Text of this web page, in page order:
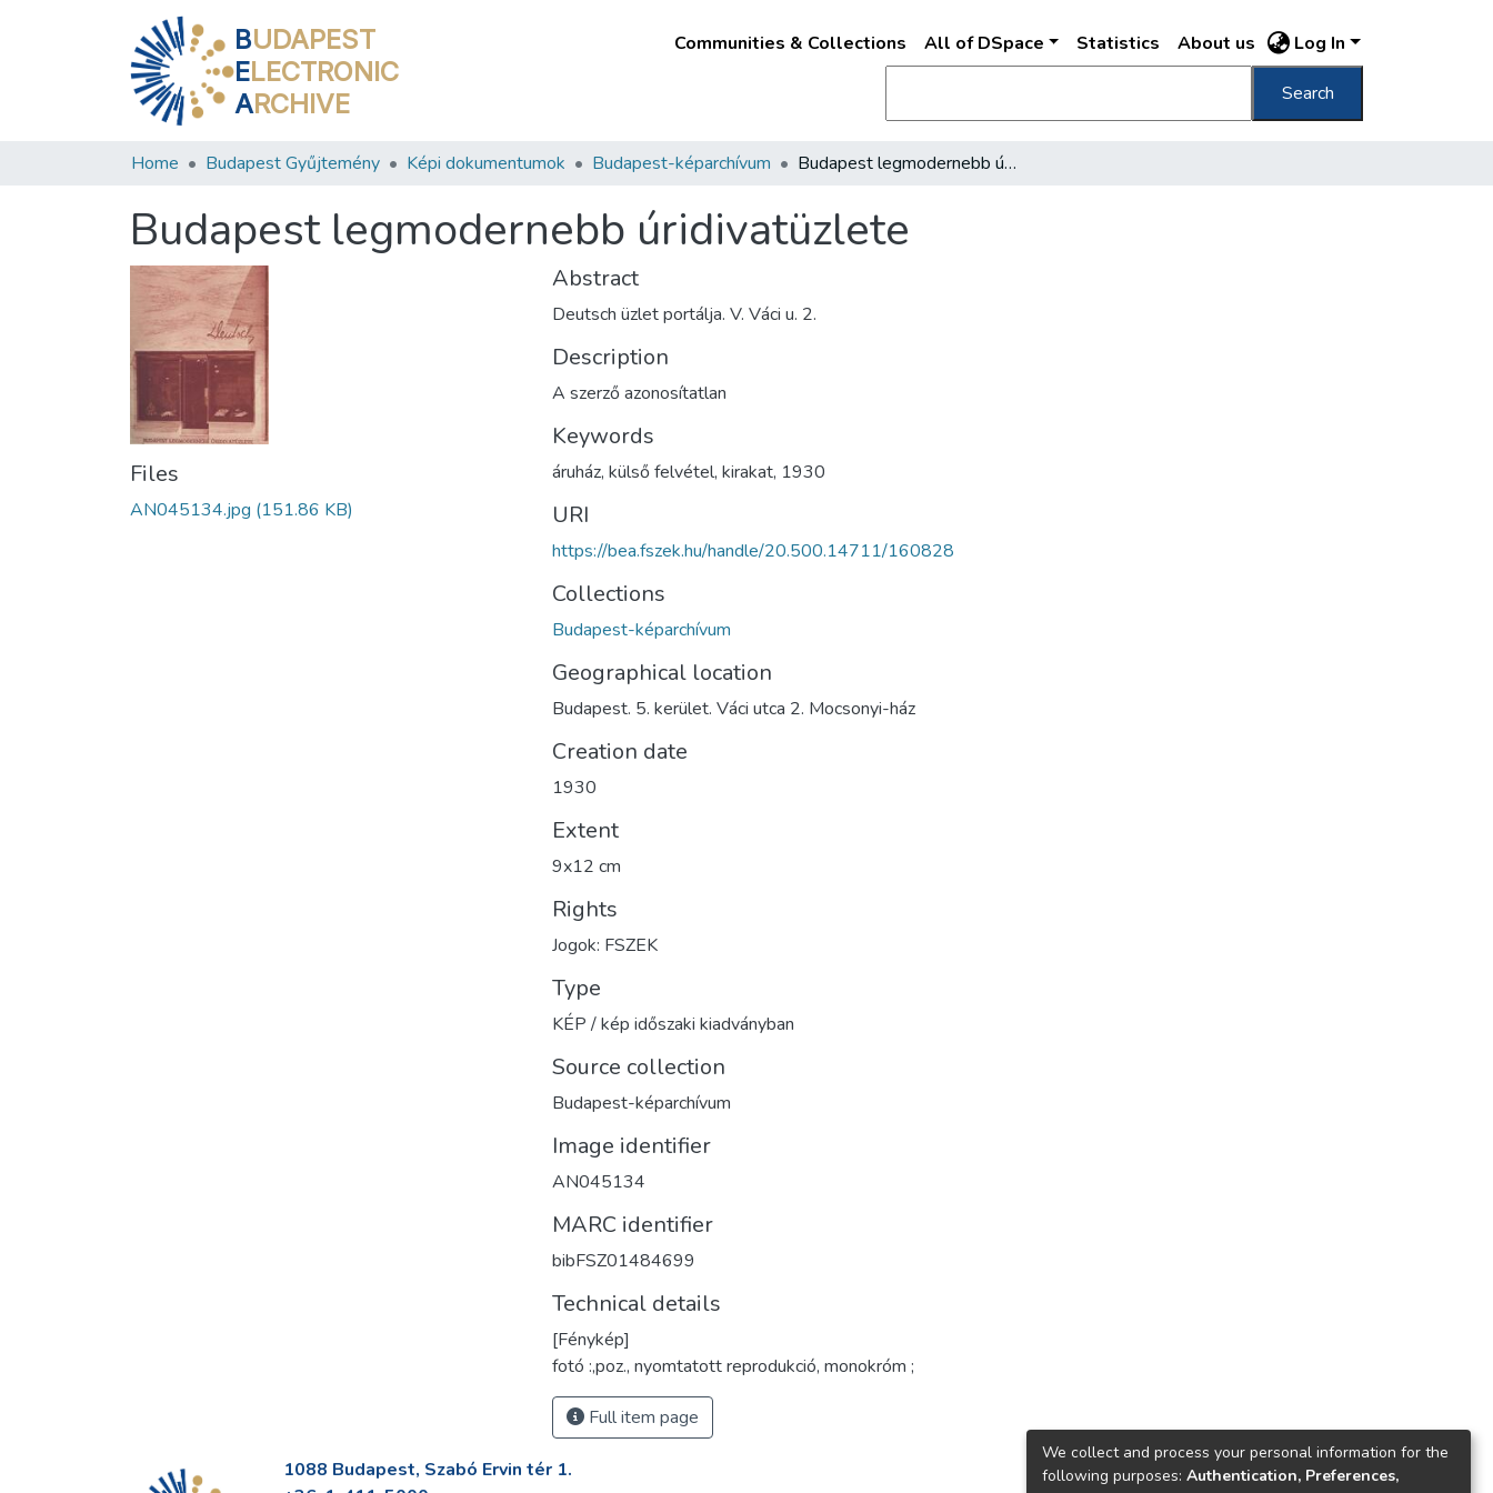
BUDAPEST
ELECTRONIC
ARCHIVE
Communities & Collections All of DSpace Statistics About us Log In
Search
Home Budapest Gyűjtemény Képi dokumentumok Budapest-képarchívum Budapest legmodernebb úridivatüzlete
Budapest legmodernebb úridivatüzlete
Files
AN045134.jpg (151.86 KB)
Abstract
Deutsch üzlet portálja. V. Váci u. 2.
Description
A szerző azonosítatlan
Keywords
áruház, külső felvétel, kirakat, 1930
URI
https://bea.fszek.hu/handle/20.500.14711/160828
Collections
Budapest-képarchívum
Geographical location
Budapest. 5. kerület. Váci utca 2. Mocsonyi-ház
Creation date
1930
Extent
9x12 cm
Rights
Jogok: FSZEK
Type
KÉP / kép időszaki kiadványban
Source collection
Budapest-képarchívum
Image identifier
AN045134
MARC identifier
bibFSZ01484699
Technical details
[Fénykép]
fotó :,poz., nyomtatott reprodukció, monokróm ;
Full item page
1088 Budapest, Szabó Ervin tér 1.
We collect and process your personal information for the
following purposes: Authentication, Preferences,